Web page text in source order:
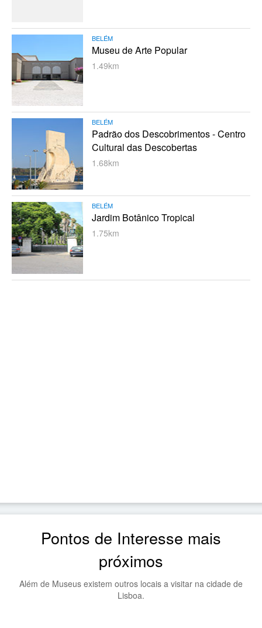
BELÉM
Museu de Arte Popular
1.49km
BELÉM
Padrão dos Descobrimentos - Centro
Cultural das Descobertas
1.68km
BELÉM
Jardim Botânico Tropical
1.75km
Pontos de Interesse mais
próximos
Além de Museus existem outros locais a visitar na cidade de
Lisboa.